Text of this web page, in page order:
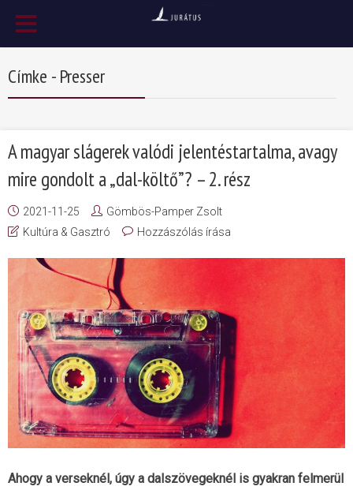
Címke - Presser
A magyar slágerek valódi jelentéstartalma, avagy
mire gondolt a „dal-költő”? – 2. rész
2021-11-25
Gömbös-Pamper Zsolt
Kultúra & Gasztró
Hozzászólás írása
Ahogy a verseknél, úgy a dalszövegeknél is gyakran felmerül